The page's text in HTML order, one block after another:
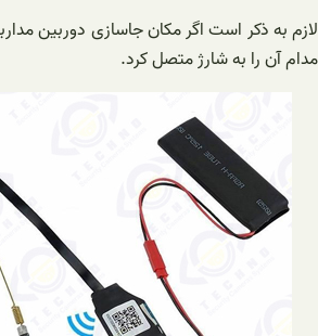
لازم به ذکر است اگر مکان جاسازی دوربین
مدام آن را به شارژ متصل کرد.